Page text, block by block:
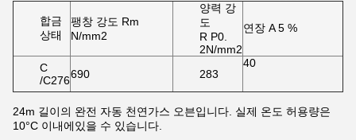
합금
상태
팽창 강도 Rm
N/mm2
양력 강
도
R P0.
2N/mm2
연장 A 5 %
C
/C276690 283
40
24m 길이의 완전 자동 천연가스 오븐입니다. 실제 온도 허용량은
10°C 이내에있을 수 있습니다.